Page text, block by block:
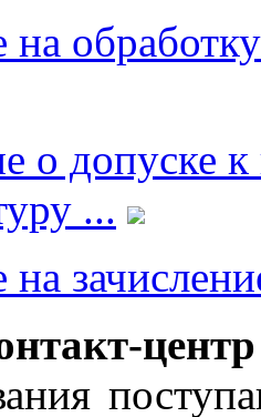
на
о допуске
...
на